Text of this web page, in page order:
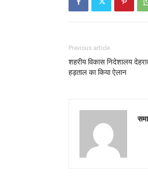
Previous article
शहरीय विकास निदेशालय
हड़ताल का किया ऐलान